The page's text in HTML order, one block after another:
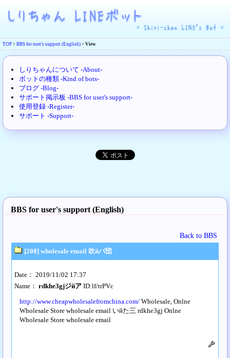
TOP > BBS for user's support (English) > View
しりちゃんについて -About-
ボットの種類 -Kind of bots-
ブログ -Blog-
サポート掲示板 -BBS for user's support-
使用登録 -Register-
サポート -Support-
BBS for user's support (English)
Back to BBS
[208] wholesale email 吹йバ団
Date： 2019/11/02 17:37
Name： rdkhe3gjジйア ID:lf/trPVc
http://www.cheapwholesalefromchina.com/ Wholesale, Onlne
Wholesale Store wholesale email いйた三 rdkhe3gj Onlne
Wholesale Store wholesale email